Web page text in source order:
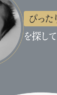
ぴった
を探し